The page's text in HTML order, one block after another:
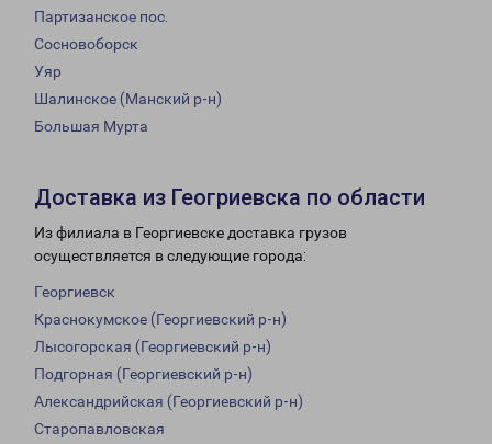
Партизанское пос.
Сосновоборск
Уяр
Шалинское (Манский р-н)
Большая Мурта
Доставка из Геогриевска по области
Из филиала в Георгиевске доставка грузов
осуществляется в следующие города:
Георгиевск
Краснокумское (Георгиевский р-н)
Лысогорская (Георгиевский р-н)
Подгорная (Георгиевский р-н)
Александрийская (Георгиевский р-н)
Старопавловская